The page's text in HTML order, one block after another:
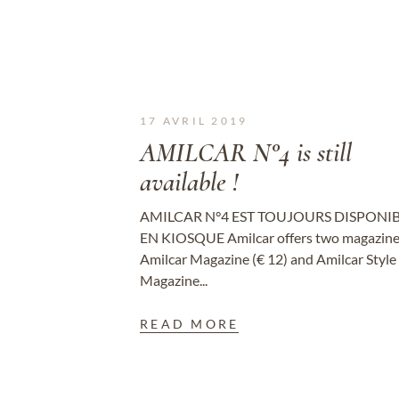
17 AVRIL 2019
AMILCAR N°4 is still
available !
AMILCAR N°4 EST TOUJOURS
EN KIOSQUE Amilcar offers two
Amilcar Magazine (€ 12) and Amilcar Style
Magazine...
READ MORE